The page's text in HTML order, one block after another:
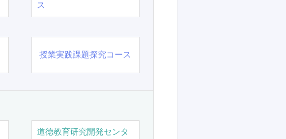
ス
授業実践課題探究コース
道徳教育研究開発センタ